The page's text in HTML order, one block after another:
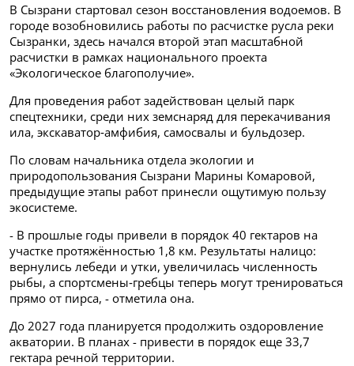
В Сызрани стартовал сезон восстановления водоемов. В
городе возобновились работы по расчистке русла реки
Сызранки, здесь начался второй этап масштабной
расчистки в рамках национального проекта
«Экологическое благополучие».
Для проведения работ задействован целый парк
спецтехники, среди них земснаряд для перекачивания
ила, экскаватор‑амфибия, самосвалы и бульдозер.
По словам начальника отдела экологии и
природопользования Сызрани Марины Комаровой,
предыдущие этапы работ принесли ощутимую пользу
экосистеме.
- В прошлые годы привели в порядок 40 гектаров на
участке протяжённостью 1,8 км. Результаты налицо:
вернулись лебеди и утки, увеличилась численность
рыбы, а спортсмены‑гребцы теперь могут тренироваться
прямо от пирса, - отметила она.
До 2027 года планируется продолжить оздоровление
акватории. В планах - привести в порядок еще 33,7
гектара речной территории.